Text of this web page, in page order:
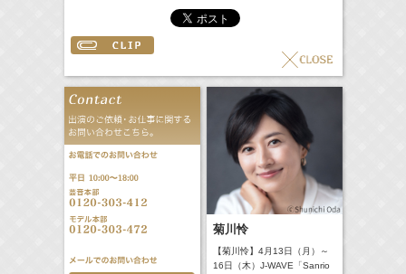
菊川怜
【菊川怜】4月13日（月）～
16日（木）J-WAVE「Sanrio